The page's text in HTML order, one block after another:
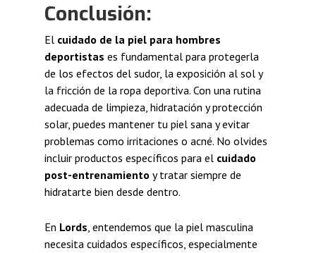
Conclusión:
El cuidado de la piel para hombres
deportistas es fundamental para protegerla
de los efectos del sudor, la exposición al sol y
la fricción de la ropa deportiva. Con una rutina
adecuada de limpieza, hidratación y protección
solar, puedes mantener tu piel sana y evitar
problemas como irritaciones o acné. No olvides
incluir productos específicos para el cuidado
post-entrenamiento y tratar siempre de
hidratarte bien desde dentro.
En Lords, entendemos que la piel masculina
necesita cuidados específicos, especialmente